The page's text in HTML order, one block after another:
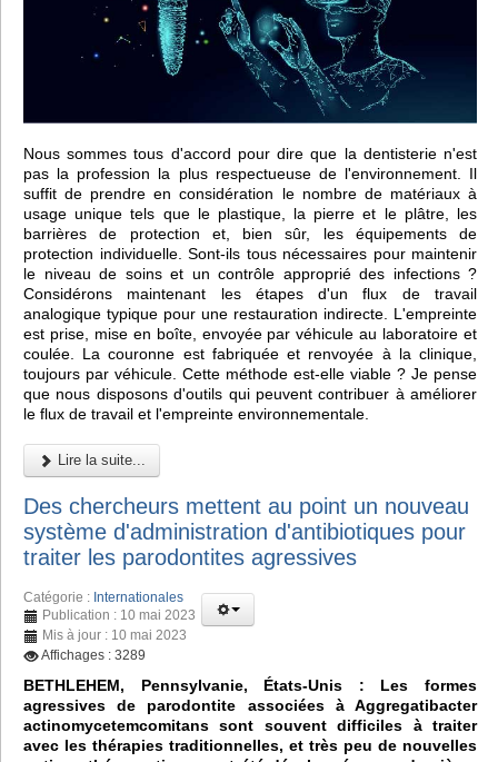
Nous sommes tous d'accord pour dire que la dentisterie n'est
pas la profession la plus respectueuse de l'environnement. Il
suffit de prendre en considération le nombre de matériaux à
usage unique tels que le plastique, la pierre et le plâtre, les
barrières de protection et, bien sûr, les équipements de
protection individuelle. Sont-ils tous nécessaires pour maintenir
le niveau de soins et un contrôle approprié des infections ?
Considérons maintenant les étapes d'un flux de travail
analogique typique pour une restauration indirecte. L'empreinte
est prise, mise en boîte, envoyée par véhicule au laboratoire et
coulée. La couronne est fabriquée et renvoyée à la clinique,
toujours par véhicule. Cette méthode est-elle viable ? Je pense
que nous disposons d'outils qui peuvent contribuer à améliorer
le flux de travail et l'empreinte environnementale.
Lire la suite...
Des chercheurs mettent au point un nouveau
système d'administration d'antibiotiques pour
traiter les parodontites agressives
Catégorie : Internationales
Publication : 10 mai 2023
Mis à jour : 10 mai 2023
Affichages : 3289
BETHLEHEM, Pennsylvanie, États-Unis : Les formes
agressives de parodontite associées à Aggregatibacter
actinomycetemcomitans sont souvent difficiles à traiter
avec les thérapies traditionnelles, et très peu de nouvelles